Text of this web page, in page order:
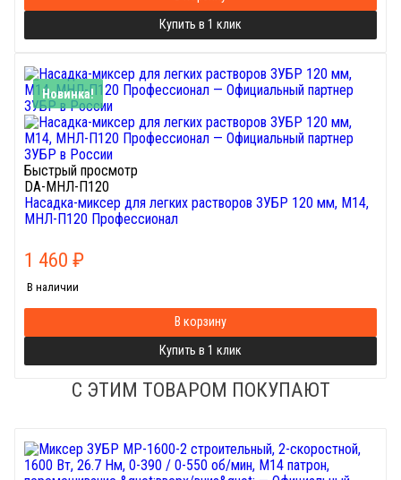
Купить в 1 клик
Новинка!
Быстрый просмотр
DA-МНЛ-П120
Насадка-миксер для легких растворов ЗУБР 120 мм, М14,
МНЛ-П120 Профессионал
1 460 ₽
В наличии
В корзину
Купить в 1 клик
С ЭТИМ ТОВАРОМ ПОКУПАЮТ